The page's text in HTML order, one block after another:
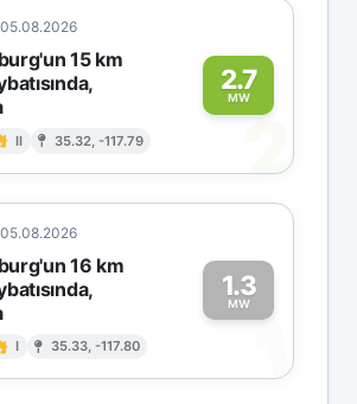
05.08.2026
15 km
II 35.32, -117.79
2.7
MW
2
05.08.2026
16 km
I 35.33, -117.80
1.3
MW
1